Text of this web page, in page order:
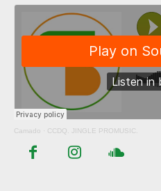
Camado · CCDQ. JINGLE PROMUSIC.